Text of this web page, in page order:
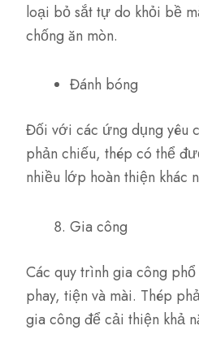
loại bỏ sắt tự do khỏi bề
chống ăn mòn.
Đánh bóng
Đối với các ứng dụng yêu
phản chiếu, thép có thể
nhiều lớp hoàn thiện khác
Gia công
Các quy trình gia công
phay, tiện và mài. Thép
gia công để cải thiện khả